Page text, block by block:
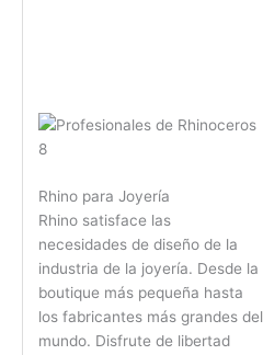
Rhino para Joyería
Rhino satisface las
necesidades de diseño de la
industria de la joyería. Desde la
boutique más pequeña hasta
los fabricantes más grandes del
mundo. Disfrute de libertad